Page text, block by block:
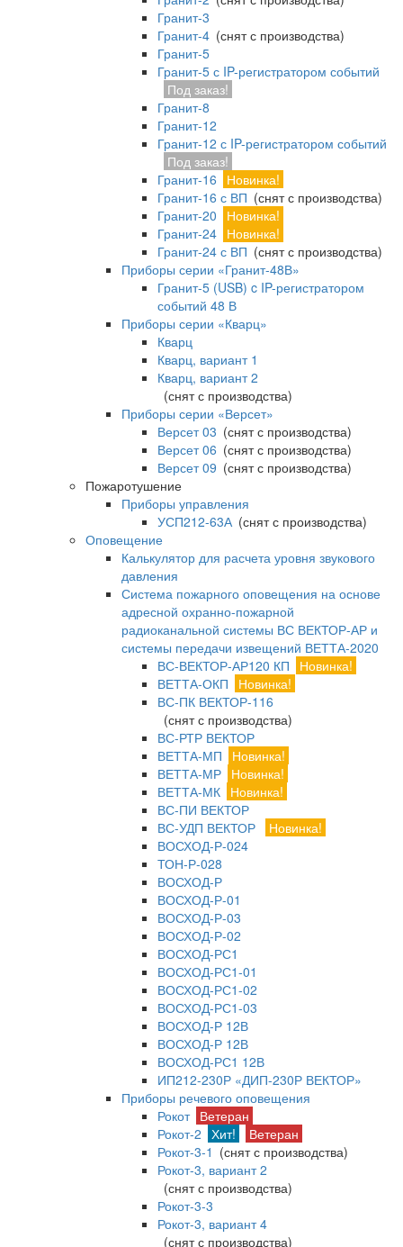
Гранит-3
Гранит-4 (снят с производства)
Гранит-5
Гранит-5 с IP-регистратором событий
Под заказ!
Гранит-8
Гранит-12
Гранит-12 с IP-регистратором событий
Под заказ!
Гранит-16
Новинка!
Гранит-16 с ВП (снят с производства)
Гранит-20
Новинка!
Гранит-24 Новинка!
Гранит-24 с ВП (снят с производства)
Приборы серии «Гранит-48В»
Гранит-5 (USB) c IP-регистратором
событий 48 В
Приборы серии «Кварц»
Кварц
Кварц, вариант 1
Кварц, вариант 2
(снят с производства)
Приборы серии «Версет»
Версет 03 (снят с производства)
Версет 06 (снят с производства)
Версет 09 (снят с производства)
Пожаротушение
Приборы управления
УСП212-63А(снят с производства)
Оповещение
Калькулятор для расчета уровня звукового
давления
Система пожарного оповещения на основе
адресной охранно-пожарной
радиоканальной системы ВС ВЕКТОР-АР и
системы передачи извещений ВЕТТА-2020
ВС-ВЕКТОР-АР120 КП
Новинка!
ВЕТТА-ОКП
Новинка!
ВС-ПК ВЕКТОР-116
(снят с производства)
ВС-РТР ВЕКТОР
ВЕТТА-МП
Новинка!
ВЕТТА-МР Новинка!
ВЕТТА-МК Новинка!
ВС-ПИ ВЕКТОР
ВС-УДП ВЕКТОР
Новинка!
ВОСХОД-Р-024
ТОН-Р-028
ВОСХОД-Р
ВОСХОД-Р-01
ВОСХОД-Р-03
ВОСХОД-Р-02
ВОСХОД-РС1
ВОСХОД-РС1-01
ВОСХОД-РС1-02
ВОСХОД-РС1-03
ВОСХОД-Р 12В
ВОСХОД-Р 12В
ВОСХОД-РС1 12В
ИП212-230Р «ДИП-230Р ВЕКТОР»
Приборы речевого оповещения
Рокот Ветеран
Рокот-2 Хит!
Ветеран
Рокот-3-1 (снят с производства)
Рокот-3, вариант 2
(снят с производства)
Рокот-3-3
Рокот-3, вариант 4
(снят с производства)